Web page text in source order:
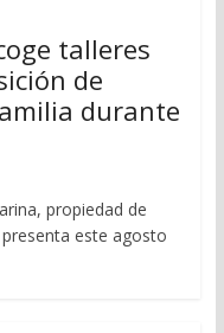
talleres
de
durante
propiedad de
este agosto